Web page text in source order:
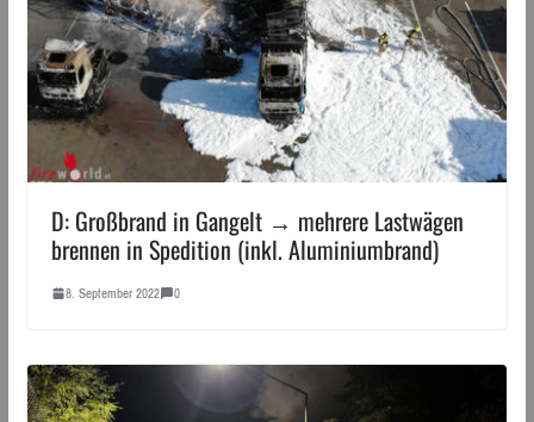
D: Großbrand in Gangelt → mehrere Lastwägen
brennen in Spedition (inkl. Aluminiumbrand)
8. September 2022 0